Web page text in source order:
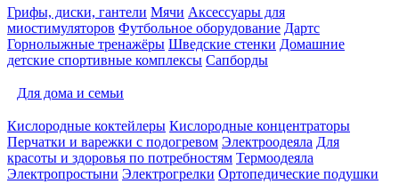
Грифы, диски, гантели Мячи Аксессуары для
миостимуляторов Футбольное оборудование Дартс
Горнолыжные тренажёры Шведские стенки Домашние
детские спортивные комплексы Сапборды
Для дома и семьи
Кислородные коктейлеры Кислородные концентраторы
Перчатки и варежки с подогревом Электроодеяла Для
красоты и здоровья по потребностям Термоодеяла
Электропростыни Электрогрелки Ортопедические подушки